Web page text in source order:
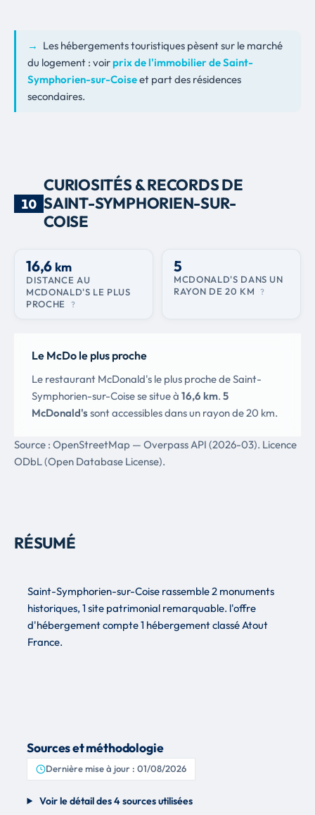
→ Les hébergements touristiques pèsent sur le marché
du logement : voirprix de l'immobilier de Saint-
Symphorien-sur-Coiseet part des résidences
secondaires.
10
CURIOSITÉS & RECORDS DE
SAINT-SYMPHORIEN-SUR-
COISE
16,6 km
DISTANCE AU
MCDONALD'S LE PLUS
PROCHE
?
5
MCDONALD'S DANS UN
RAYON DE 20 KM
?
Le McDo le plus proche
Le restaurant McDonald's le plus proche de Saint-
Symphorien-sur-Coise se situe à 16,6 km. 5
McDonald'ssont accessibles dans un rayon de 20 km.
Source : OpenStreetMap — Overpass API (2026-03). Licence
ODbL (Open Database License).
RÉSUMÉ
Saint-Symphorien-sur-Coise rassemble 2 monuments
historiques, 1 site patrimonial remarquable. l'offre
d'hébergement compte 1 hébergement classé Atout
France.
Sources et méthodologie
Dernière mise à jour : 01/08/2026
Voir le détail des 4 sources utilisées